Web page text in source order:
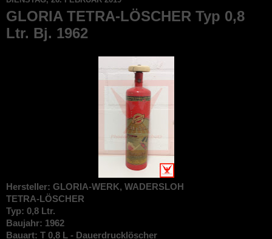
GLORIA TETRA-LÖSCHER Typ 0,8
Ltr. Bj. 1962
Hersteller: GLORIA-WERK, WADERSLOH
TETRA-LÖSCHER
Typ: 0,8 Ltr.
Baujahr: 1962
Bauart: T 0,8 L - Dauerdrucklöscher